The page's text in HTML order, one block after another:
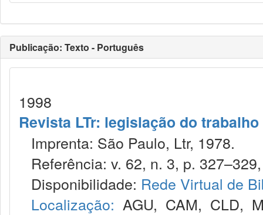
Publicação: Texto - Português
1998
Revista LTr: legislação do trabalho
Imprenta: São Paulo, Ltr, 1978.
Referência: v. 62, n. 3, p.
Disponibilidade: Rede Virtual de
Localização: AGU, CAM, CLD,